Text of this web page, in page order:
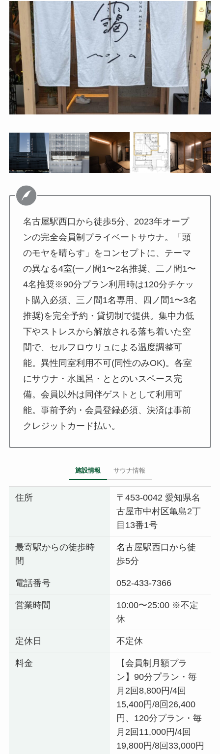
名古屋駅西口から徒歩5分、2023年オープ
ンの完全会員制プライベートサウナ。「頭
のモヤを晴らす」をコンセプトに、テーマ
の異なる4室(一ノ間1〜2名推奨、二ノ間1〜
4名推奨※90分プラン利用時は120分チケッ
ト購入必須、三ノ間1名専用、四ノ間1〜3名
推奨)を完全予約・貸切制で提供。集中力低
下やストレスから解放される落ち着いた空
間で、セルフロウリュによる温度調整可
能。異性同室利用不可(同性のみOK)。各室
にサウナ・水風呂・ととのいスペース完
備。会員以外は同伴ゲストとして利用可
能。事前予約・会員登録必須、決済は事前
クレジットカード払い。
施設情報 サウナ情報
住所
〒453-0042 愛知県名
古屋市中村区亀島2丁
目13番1号
最寄駅からの徒歩時
間
名古屋駅西口から徒
歩5分
電話番号 052-433-7366
営業時間
10:00〜25:00 ※不定
休
定休日 不定休
料金
【会員制月額プラ
ン】90分プラン・毎
月2回8,800円/4回
15,400円/8回26,400
円、120分プラン・毎
月2回11,000円/4回
19,800円/8回33,000円